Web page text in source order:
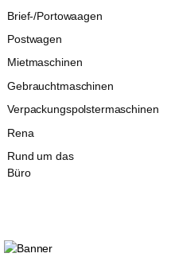
Brief-/Portowaagen
Postwagen
Mietmaschinen
Gebrauchtmaschinen
Verpackungspolstermaschinen
Rena
Rund um das
Büro